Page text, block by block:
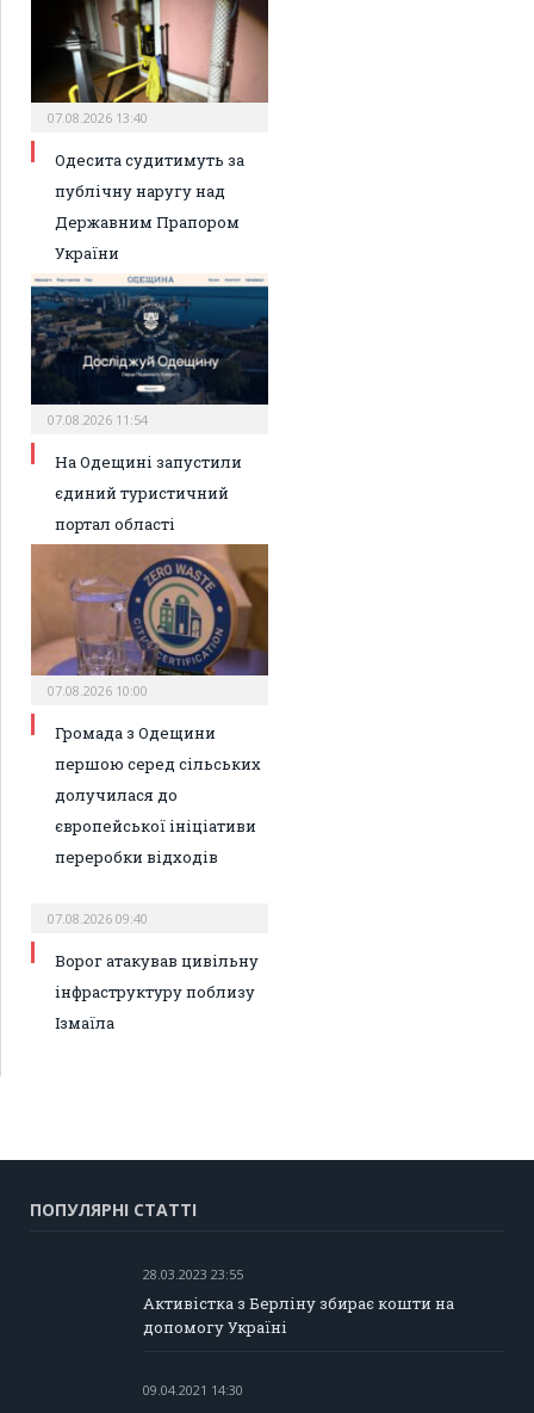
07.08.2026 13:40
Одесита судитимуть за
публічну наругу над
Державним Прапором
України
07.08.2026 11:54
На Одещині запустили
єдиний туристичний
портал області
07.08.2026 10:00
Громада з Одещини
першою серед сільських
долучилася до
європейської ініціативи
переробки відходів
07.08.2026 09:40
Ворог атакував цивільну
інфраструктуру поблизу
Ізмаїла
ПОПУЛЯРНІ СТАТТІ
28.03.2023 23:55
Активістка з Берліну збирає кошти на
допомогу Україні
09.04.2021 14:30